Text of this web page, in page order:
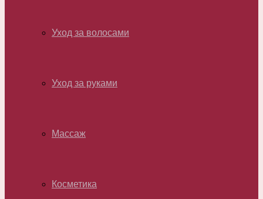
Уход за волосами
Уход за руками
Массаж
Косметика